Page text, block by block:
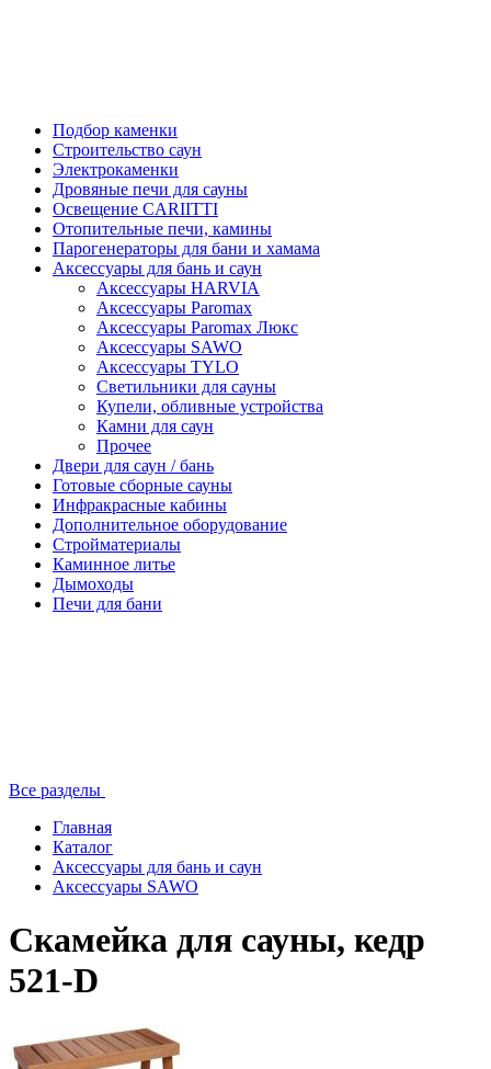
Подбор каменки
Строительство саун
Электрокаменки
Дровяные печи для сауны
Освещение CARIITTI
Отопительные печи, камины
Парогенераторы для бани и хамама
Аксессуары для бань и саун
Аксессуары HARVIA
Аксессуары Paromax
Аксессуары Paromax Люкс
Аксессуары SAWO
Аксессуары TYLO
Светильники для сауны
Купели, обливные устройства
Камни для саун
Прочее
Двери для саун / бань
Готовые сборные сауны
Инфракрасные кабины
Дополнительное оборудование
Стройматериалы
Каминное литье
Дымоходы
Печи для бани
Все разделы
Главная
Каталог
Аксессуары для бань и саун
Аксессуары SAWO
Скамейка для сауны, кедр
521-D